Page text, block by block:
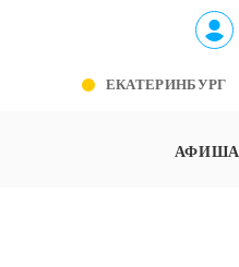
ЕКАТЕРИНБУРГ
АФИША